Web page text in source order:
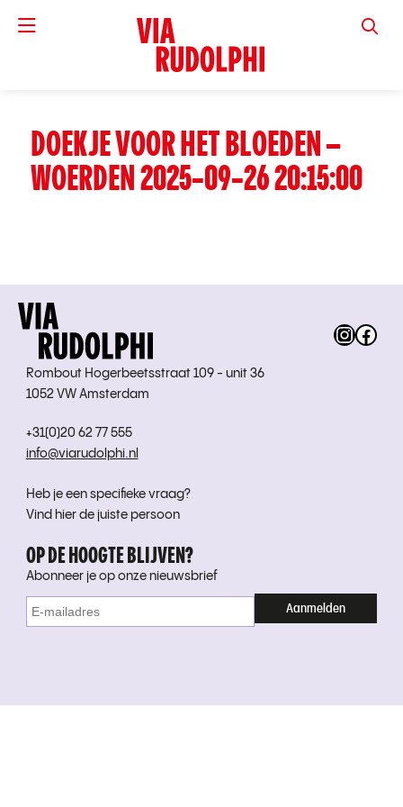
VIA
DOEKJE VOOR HET BLOEDEN –
WOERDEN 2025-09-26 20:15:00
Rombout Hogerbeetsstraat 109 - unit 36
1052 VW Amsterdam
+31(0)20 62 77 555
info@viarudolphi.nl
Heb je een specifieke vraag?
Vind hier de juiste persoon
OP DE HOOGTE BLIJVEN?
Abonneer je op onze nieuwsbrief